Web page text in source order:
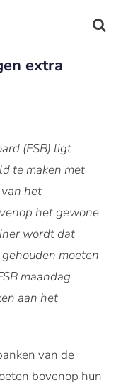
extra
(FSB) ligt
te maken met
het
het gewone
wordt dat
moeten
maandag
aan het
van de
bovenop hun